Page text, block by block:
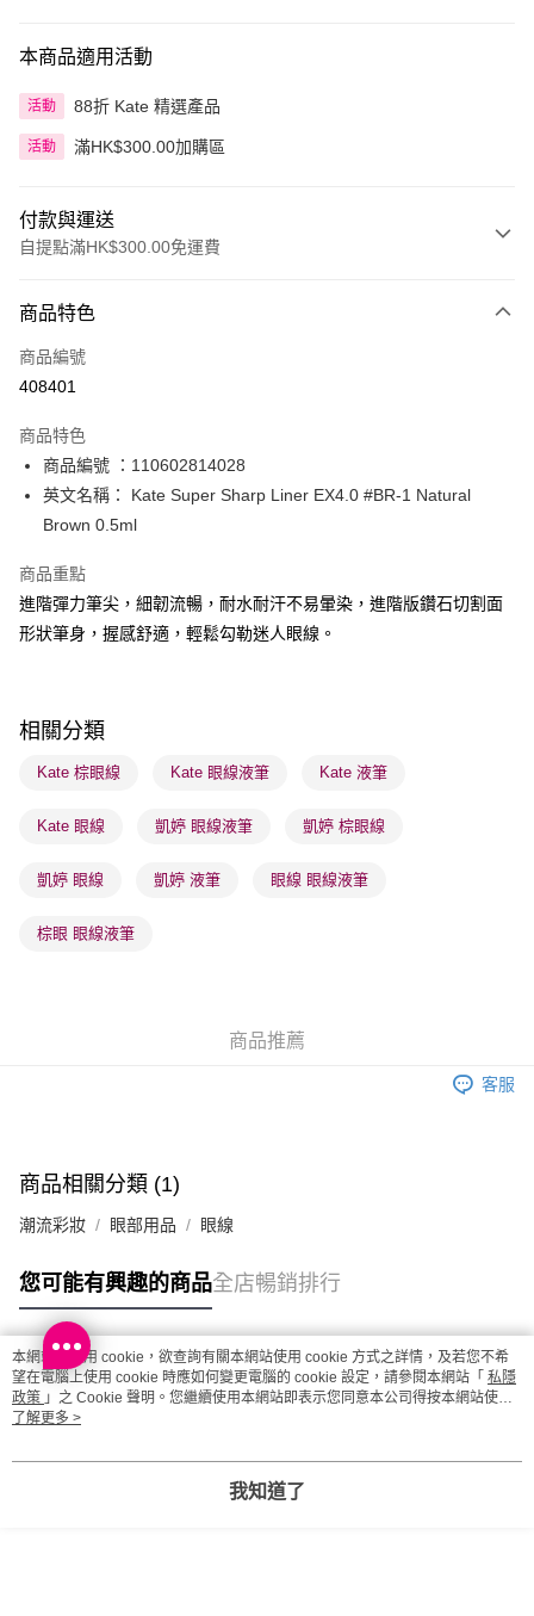
本商品適用活動
活動 88折 Kate 精選產品
活動 滿HK$300.00加購區
付款與運送
自提點滿HK$300.00免運費
信用卡
Apple Pay
PayMe
WeChat Pay
送貨方式
順豐自助櫃 - 確認發貨後1-3個工作天送達
順豐站及營業點 - 確認發貨後1-3個工作天送達
物流公司進行物流配送
取。逾期會取消訂單，並不會安排重寄
取。逾期會取消訂單，並不會安排重寄
商品特色
商品編號
408401
商品特色
商品編號 ：110602814028
英文名稱： Kate Super Sharp Liner EX4.0 #BR-1 Natural
Brown 0.5ml
商品重點
進階彈力筆尖，細韌流暢，耐水耐汗不易暈染，進階版鑽石切割面
形狀筆身，握感舒適，輕鬆勾勒迷人眼線。
相關分類
Kate 棕眼線 Kate 眼線液筆 Kate 液筆
Kate 眼線 凱婷 眼線液筆 凱婷 棕眼線
凱婷 眼線 凱婷 液筆 眼線 眼線液筆
棕眼 眼線液筆
商品推薦
客服
商品相關分類 (1)
潮流彩妝 眼部用品 眼線
您可能有興趣的商品全店暢銷排行
熱門標籤
熱銷排行
本網站中使用 cookie，欲查詢有關本網站使用 cookie 方式之詳情，及若您不希
望在電腦上使用 cookie 時應如何變更電腦的 cookie 設定，請參閱本網站「 私隱
政策 」之 Cookie 聲明。您繼續使用本網站即表示您同意本公司得按本網站使用
條款之 Cookie 聲明使用 cookie。
了解更多 >
我知道了